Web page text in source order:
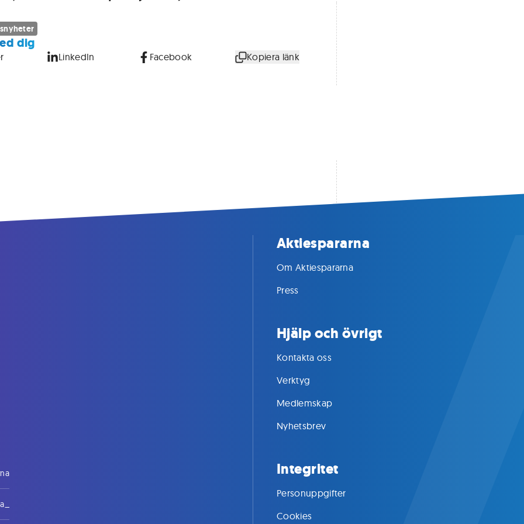
dig
LinkedIn Facebook Kopiera länk
Aktiespararna
Om Aktiespararna
Press
Hjälp och övrigt
Kontakta oss
Verktyg
Medlemskap
Nyhetsbrev
Integritet
Personuppgifter
Cookies